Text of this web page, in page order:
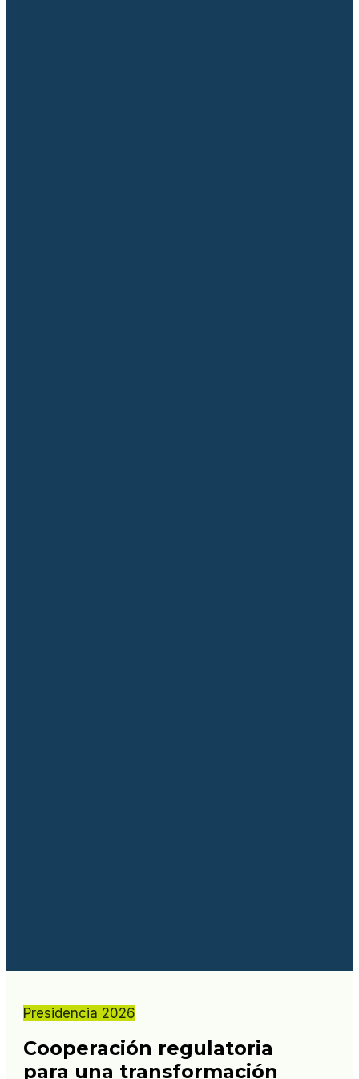
Presidencia 2026
Cooperación regulatoria
para una transformación